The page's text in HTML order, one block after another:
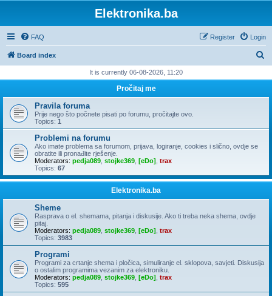
Elektronika.ba
FAQ Login
Register
Board index
r
h
It is currently 06-08-2026, 11:20
Pročitaj me
Pravila foruma
Prije nego što počnete pisati po forumu, pročitajte ovo.
Topics: 1
Problemi na forumu
Ako imate problema sa forumom, prijava, logiranje, cookies i slično, ovdje se
obratite ili pronađite rješenje.
Moderators: pedja089 stojke369 [eDo] trax
Topics: 67
Elektronika.ba
Sheme
Rasprava o el. shemama, pitanja i diskusije. Ako ti treba neka shema, ovdje
pitaj.
Moderators: pedja089 stojke369 [eDo] trax
Topics: 3983
Programi
Programi za crtanje shema i pločica, simuliranje el. sklopova, savjeti. Diskusija
o ostalim programima vezanim za elektroniku.
Moderators: pedja089 stojke369 [eDo] trax
Topics: 595